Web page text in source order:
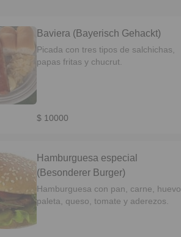
Baviera (Bayerisch Gehackt)
Picada con tres tipos de salchichas,
papas fritas y chucrut.
$ 10000
Hamburguesa especial
(Besonderer Burger)
Hamburguesa con pan, carne, huevo,
paleta, queso, tomate y aderezos.